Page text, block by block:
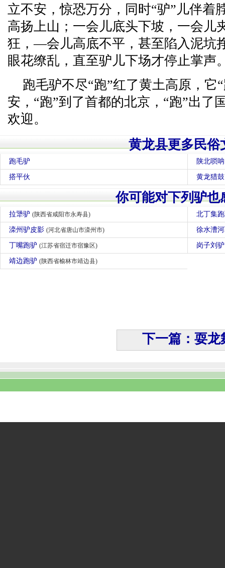
立不安，惊恐万分，同时“驴”儿伴
高扬上山；一会儿底头下坡，一会儿
狂，—会儿高底不平，甚至陷入泥坑
眼花缭乱，直至驴儿下场才停止掌声
跑毛驴不尽“跑”红了黄土高原，它
安，“跑”到了首都的北京，“跑”出了
欢迎。
黄龙县更多民俗
跑毛驴 陕北唢呐
搭平伙 黄龙猎鼓
你可能对下列驴也
拉犟驴 (陕西省咸阳市永寿县) 北丁集
滦州驴皮影 (河北省唐山市滦州市) 徐水漕
丁嘴跑驴 (江苏省宿迁市宿豫区) 岗子刘
靖边跑驴 (陕西省榆林市靖边县)
下一篇：耍龙